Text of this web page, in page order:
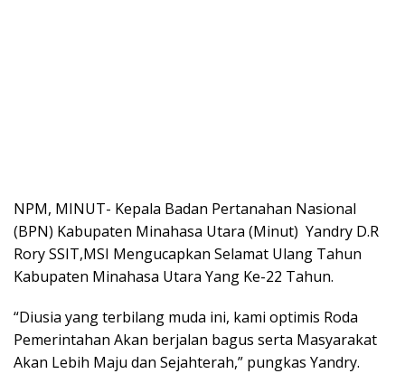
NPM, MINUT- Kepala Badan Pertanahan Nasional
(BPN) Kabupaten Minahasa Utara (Minut) Yandry D.R
Rory SSIT,MSI Mengucapkan Selamat Ulang Tahun
Kabupaten Minahasa Utara Yang Ke-22 Tahun.
“Diusia yang terbilang muda ini, kami optimis Roda
Pemerintahan Akan berjalan bagus serta Masyarakat
Akan Lebih Maju dan Sejahterah,” pungkas Yandry.